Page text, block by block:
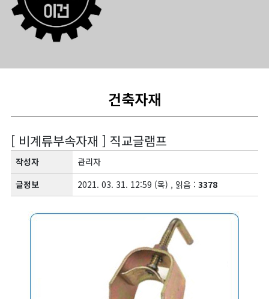
건축자재
[ 비계류부속자재 ] 직교글램프
작성자
관리자
글정보
2021. 03. 31. 12:59 (목) , 읽음 : 3378